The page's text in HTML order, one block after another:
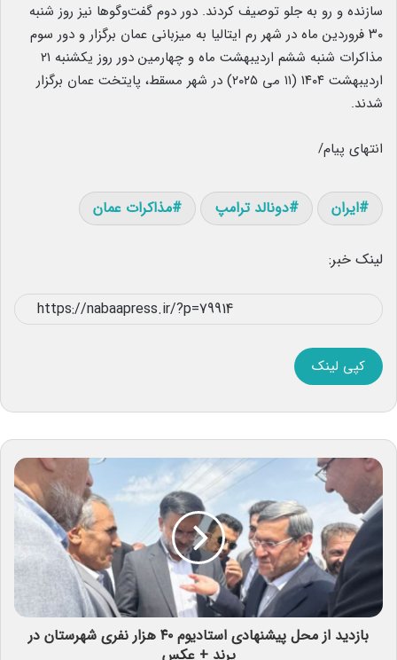
سازنده و رو به جلو توصیف کردند. دور دوم گفت‌وگوها نیز روز شنبه
۳۰ فروردین ماه در شهر رم ایتالیا به میزبانی عمان برگزار و دور سوم
مذاکرات شنبه ششم اردیبهشت ماه و چهارمین دور روز یکشنبه ۲۱
اردیبهشت ۱۴۰۴ (۱۱ می ۲۰۲۵) در شهر مسقط، پایتخت عمان برگزار
شدند.
انتهای پیام/
ایران دونالد ترامپ مذاکرات عمان
لینک خبر:
کپی لینک
بازدید از محل پیشنهادی استادیوم ۴۰ هزار نفری شهرستان در
پرند + عکس